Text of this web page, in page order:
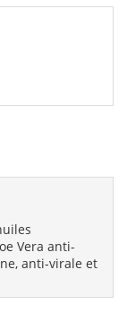
Vera anti-
anti-virale et